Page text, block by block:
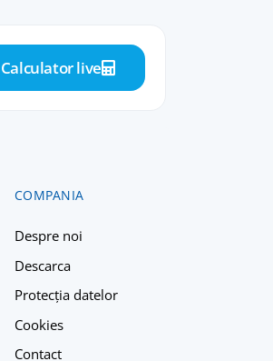
Calculator live
COMPANIA
Despre noi
Descarca
Protecția datelor
Cookies
Contact